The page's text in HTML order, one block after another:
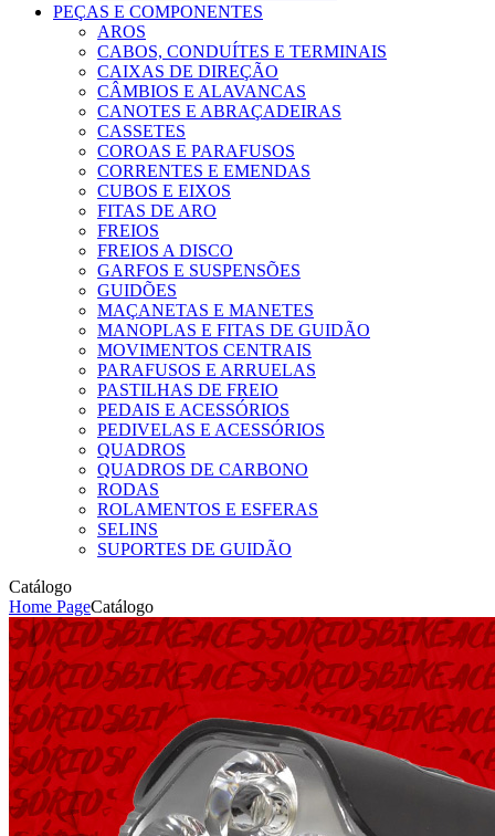
PEÇAS E COMPONENTES
AROS
CABOS, CONDUÍTES E TERMINAIS
CAIXAS DE DIREÇÃO
CÂMBIOS E ALAVANCAS
CANOTES E ABRAÇADEIRAS
CASSETES
COROAS E PARAFUSOS
CORRENTES E EMENDAS
CUBOS E EIXOS
FITAS DE ARO
FREIOS
FREIOS A DISCO
GARFOS E SUSPENSÕES
GUIDÕES
MAÇANETAS E MANETES
MANOPLAS E FITAS DE GUIDÃO
MOVIMENTOS CENTRAIS
PARAFUSOS E ARRUELAS
PASTILHAS DE FREIO
PEDAIS E ACESSÓRIOS
PEDIVELAS E ACESSÓRIOS
QUADROS
QUADROS DE CARBONO
RODAS
ROLAMENTOS E ESFERAS
SELINS
SUPORTES DE GUIDÃO
Catálogo
Home PageCatálogo